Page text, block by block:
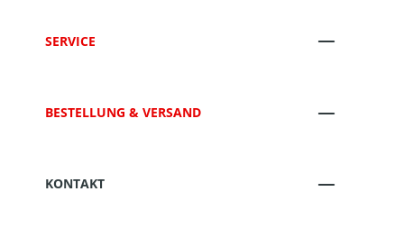
SERVICE
BESTELLUNG & VERSAND
KONTAKT